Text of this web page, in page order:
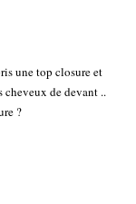
une top closure et
cheveux de devant ..
?